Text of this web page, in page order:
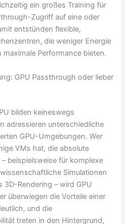
ein großes Training für
Zugriff auf eine oder
entstünden flexible,
die weniger Energie
Performance bieten.
GPU Passthrough oder lieber
bilden keineswegs
adressieren unterschiedliche
GPU-Umgebungen. Wer
VMs hat, die absolute
beispielsweise für komplexe
Simulationen
Rendering – wird GPU
überwiegen die Vorteile einer
und die
treten in den Hintergrund,